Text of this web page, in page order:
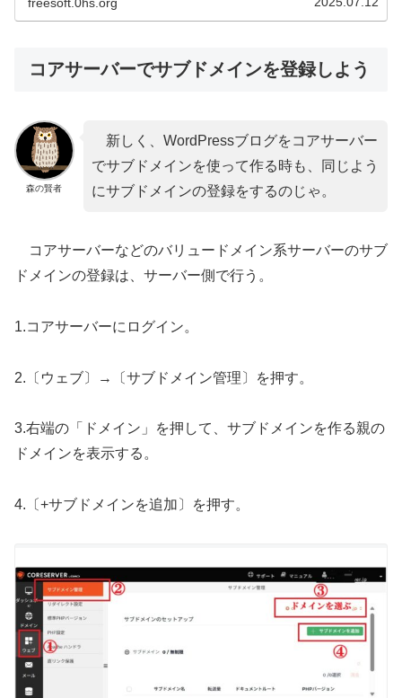
コアサーバーでサブドメインを登録しよう
森の賢者
新しく、WordPressブログをコアサーバー
でサブドメインを使って作る時も、同じよう
にサブドメインの登録をするのじゃ。
コアサーバーなどのバリュードメイン系サーバーのサブ
ドメインの登録は、サーバー側で行う。
1.コアサーバーにログイン。
2.〔ウェブ〕→〔サブドメイン管理〕を押す。
3.右端の「ドメイン」を押して、サブドメインを作る親の
ドメインを表示する。
4.〔+サブドメインを追加〕を押す。